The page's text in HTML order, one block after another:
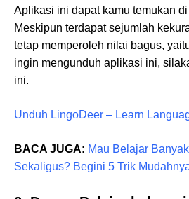
Aplikasi ini dapat kamu temukan
Meskipun terdapat sejumlah
tetap memperoleh nilai bagus,
ingin mengunduh aplikasi ini,
ini.
Unduh LingoDeer – Learn
BACA JUGA: Mau Belajar
Sekaligus? Begini 5 Trik